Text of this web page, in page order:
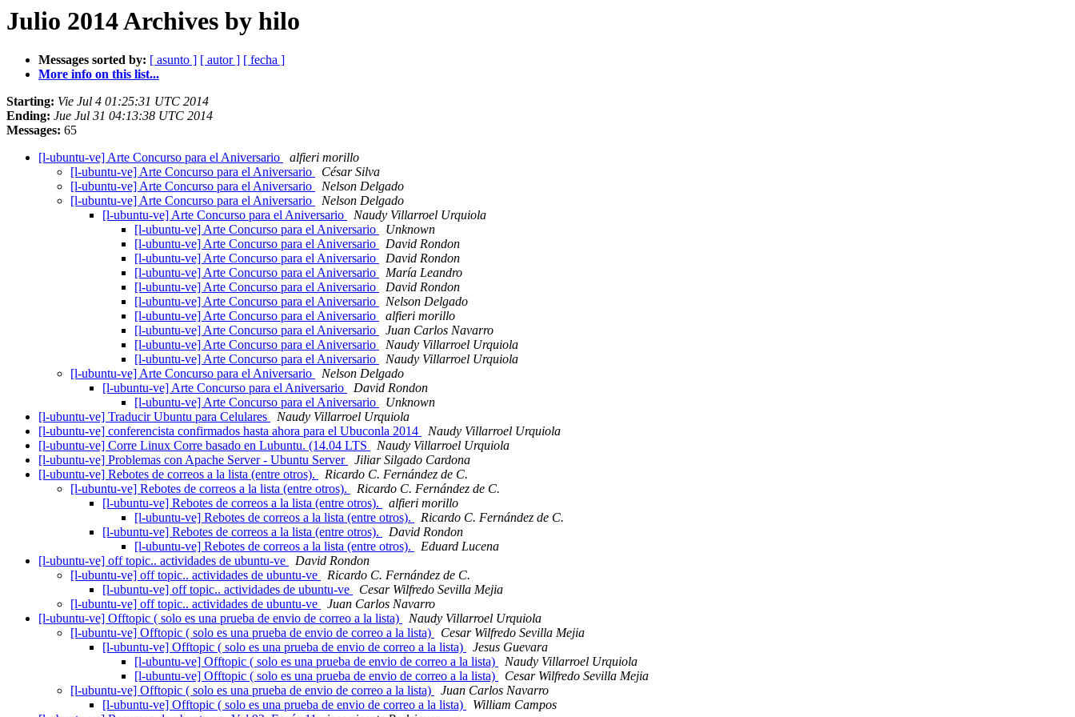
Julio 2014 Archives by hilo
Messages sorted by: [ asunto ] [ autor ] [ fecha ]
More info on this list...
Starting: Vie Jul 4 01:25:31 UTC 2014
Ending: Jue Jul 31 04:13:38 UTC 2014
Messages: 65
[l-ubuntu-ve] Arte Concurso para el Aniversario
alfieri morillo
[l-ubuntu-ve] Arte Concurso para el Aniversario
César Silva
[l-ubuntu-ve] Arte Concurso para el Aniversario
Nelson Delgado
[l-ubuntu-ve] Arte Concurso para el Aniversario
Nelson Delgado
[l-ubuntu-ve] Arte Concurso para el Aniversario
Naudy Villarroel Urquiola
[l-ubuntu-ve] Arte Concurso para el Aniversario
Unknown
[l-ubuntu-ve] Arte Concurso para el Aniversario
David Rondon
[l-ubuntu-ve] Arte Concurso para el Aniversario
David Rondon
[l-ubuntu-ve] Arte Concurso para el Aniversario
María Leandro
[l-ubuntu-ve] Arte Concurso para el Aniversario
David Rondon
[l-ubuntu-ve] Arte Concurso para el Aniversario
Nelson Delgado
[l-ubuntu-ve] Arte Concurso para el Aniversario
alfieri morillo
[l-ubuntu-ve] Arte Concurso para el Aniversario
Juan Carlos Navarro
[l-ubuntu-ve] Arte Concurso para el Aniversario
Naudy Villarroel Urquiola
[l-ubuntu-ve] Arte Concurso para el Aniversario
Naudy Villarroel Urquiola
[l-ubuntu-ve] Arte Concurso para el Aniversario
Nelson Delgado
[l-ubuntu-ve] Arte Concurso para el Aniversario
David Rondon
[l-ubuntu-ve] Arte Concurso para el Aniversario
Unknown
[l-ubuntu-ve] Traducir Ubuntu para Celulares
Naudy Villarroel Urquiola
[l-ubuntu-ve] conferencista confirmados hasta ahora para el Ubuconla 2014
Naudy Villarroel Urquiola
[l-ubuntu-ve] Corre Linux Corre basado en Lubuntu. (14.04 LTS
Naudy Villarroel Urquiola
[l-ubuntu-ve] Problemas con Apache Server - Ubuntu Server
Jiliar Silgado Cardona
[l-ubuntu-ve] Rebotes de correos a la lista (entre otros).
Ricardo C. Fernández de C.
[l-ubuntu-ve] Rebotes de correos a la lista (entre otros).
Ricardo C. Fernández de C.
[l-ubuntu-ve] Rebotes de correos a la lista (entre otros).
alfieri morillo
[l-ubuntu-ve] Rebotes de correos a la lista (entre otros).
Ricardo C. Fernández de C.
[l-ubuntu-ve] Rebotes de correos a la lista (entre otros).
David Rondon
[l-ubuntu-ve] Rebotes de correos a la lista (entre otros).
Eduard Lucena
[l-ubuntu-ve] off topic.. actividades de ubuntu-ve
David Rondon
[l-ubuntu-ve] off topic.. actividades de ubuntu-ve
Ricardo C. Fernández de C.
[l-ubuntu-ve] off topic.. actividades de ubuntu-ve
Cesar Wilfredo Sevilla Mejia
[l-ubuntu-ve] off topic.. actividades de ubuntu-ve
Juan Carlos Navarro
[l-ubuntu-ve] Offtopic ( solo es una prueba de envio de correo a la lista)
Naudy Villarroel Urquiola
[l-ubuntu-ve] Offtopic ( solo es una prueba de envio de correo a la lista)
Cesar Wilfredo Sevilla Mejia
[l-ubuntu-ve] Offtopic ( solo es una prueba de envio de correo a la lista)
Jesus Guevara
[l-ubuntu-ve] Offtopic ( solo es una prueba de envio de correo a la lista)
Naudy Villarroel Urquiola
[l-ubuntu-ve] Offtopic ( solo es una prueba de envio de correo a la lista)
Cesar Wilfredo Sevilla Mejia
[l-ubuntu-ve] Offtopic ( solo es una prueba de envio de correo a la lista)
Juan Carlos Navarro
[l-ubuntu-ve] Offtopic ( solo es una prueba de envio de correo a la lista)
William Campos